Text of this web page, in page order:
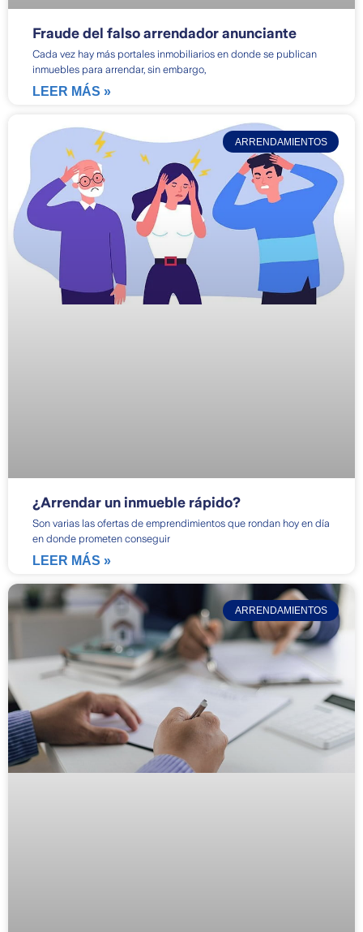
Fraude del falso arrendador anunciante
Cada vez hay más portales inmobiliarios en donde se publican
inmuebles para arrendar, sin embargo,
LEER MÁS »
ARRENDAMIENTOS
¿Arrendar un inmueble rápido?
Son varias las ofertas de emprendimientos que rondan hoy en día
en donde prometen conseguir
LEER MÁS »
ARRENDAMIENTOS